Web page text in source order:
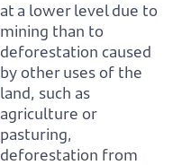
at a lower level due to
mining than to
deforestation caused
by other uses of the
land, such as
agriculture or
pasturing,
deforestation from